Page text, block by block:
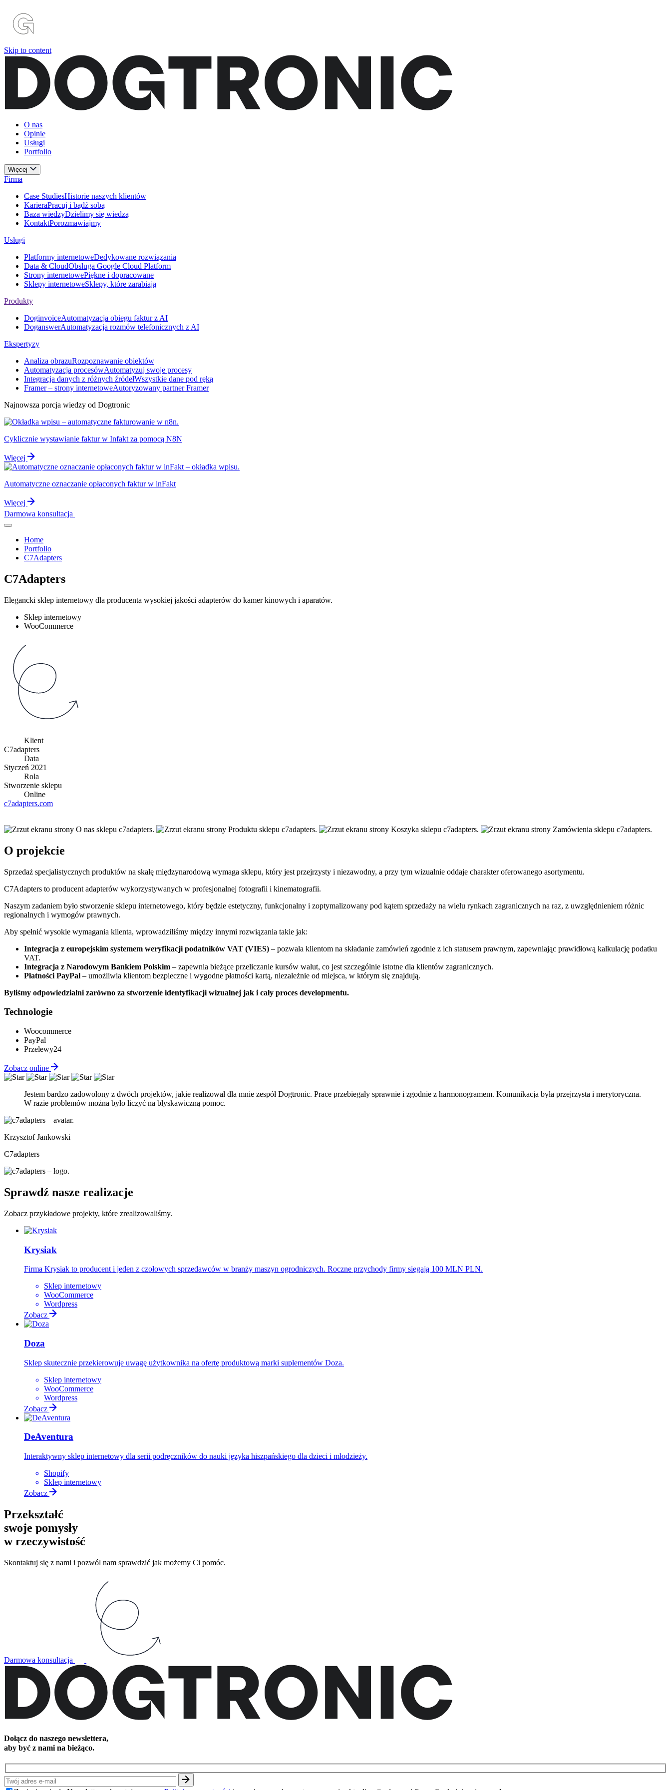
Skip to content
O nas
Opinie
Usługi
Portfolio
Więcej
Firma
Case StudiesHistorie naszych klientów
KarieraPracuj i bądź sobą
Baza wiedzyDzielimy się wiedzą
KontaktPorozmawiajmy
Usługi
Platformy internetoweDedykowane rozwiązania
Data & CloudObsługa Google Cloud Platform
Strony internetowePiękne i dopracowane
Sklepy internetoweSklepy, które zarabiają
Produkty
DoginvoiceAutomatyzacja obiegu faktur z AI
DoganswerAutomatyzacja rozmów telefonicznych z AI
Ekspertyzy
Analiza obrazuRozpoznawanie obiektów
Automatyzacja procesówAutomatyzuj swoje procesy
Integracja danych z różnych źródełWszystkie dane pod ręką
Framer – strony internetoweAutoryzowany partner Framer
Najnowsza porcja wiedzy od Dogtronic
Cyklicznie wystawianie faktur w Infakt za pomocą N8N
Więcej
Automatyczne oznaczanie opłaconych faktur w inFakt
Więcej
Darmowa konsultacja
Home
Portfolio
C7Adapters
C7Adapters
Elegancki sklep internetowy dla producenta wysokiej jakości adapterów do kamer kinowych i aparatów.
Sklep internetowy
WooCommerce
Klient
C7adapters
Data
Styczeń 2021
Rola
Stworzenie sklepu
Online
c7adapters.com
O projekcie
Sprzedaż specjalistycznych produktów na skalę międzynarodową wymaga sklepu, który jest przejrzysty i niezawodny, a przy tym wizualnie oddaje charakter oferowanego asortymentu.
C7Adapters to producent adapterów wykorzystywanych w profesjonalnej fotografii i kinematografii.
Naszym zadaniem było stworzenie sklepu internetowego, który będzie estetyczny, funkcjonalny i zoptymalizowany pod kątem sprzedaży na wielu rynkach zagranicznych na raz, z uwzględnieniem różnic
regionalnych i wymogów prawnych.
Aby spełnić wysokie wymagania klienta, wprowadziliśmy między innymi rozwiązania takie jak:
Integracja z europejskim systemem weryfikacji podatników VAT (VIES) – pozwala klientom na składanie zamówień zgodnie z ich statusem prawnym, zapewniając prawidłową kalkulację podatku
VAT.
Integracja z Narodowym Bankiem Polskim – zapewnia bieżące przeliczanie kursów walut, co jest szczególnie istotne dla klientów zagranicznych.
Płatności PayPal – umożliwia klientom bezpieczne i wygodne płatności kartą, niezależnie od miejsca, w którym się znajdują.
Byliśmy odpowiedzialni zarówno za stworzenie identyfikacji wizualnej jak i cały proces developmentu.
Technologie
Woocommerce
PayPal
Przelewy24
Zobacz online
Jestem bardzo zadowolony z dwóch projektów, jakie realizował dla mnie zespół Dogtronic. Prace przebiegały sprawnie i zgodnie z harmonogramem. Komunikacja była przejrzysta i merytoryczna.
W razie problemów można było liczyć na błyskawiczną pomoc.
Krzysztof Jankowski
C7adapters
Sprawdź nasze realizacje
Zobacz przykładowe projekty, które zrealizowaliśmy.
Krysiak
Firma Krysiak to producent i jeden z czołowych sprzedawców w branży maszyn ogrodniczych. Roczne przychody firmy sięgają 100 MLN PLN.
Sklep internetowy
WooCommerce
Wordpress
Zobacz
Doza
Sklep skutecznie przekierowuje uwagę użytkownika na ofertę produktową marki suplementów Doza.
Sklep internetowy
WooCommerce
Wordpress
Zobacz
DeAventura
Interaktywny sklep internetowy dla serii podręczników do nauki języka hiszpańskiego dla dzieci i młodzieży.
Shopify
Sklep internetowy
Zobacz
Przekształć
swoje pomysły
w rzeczywistość
Skontaktuj się z nami i pozwól nam sprawdzić jak możemy Ci pomóc.
Darmowa konsultacja
Dołącz do naszego newslettera,
aby być z nami na bieżąco.